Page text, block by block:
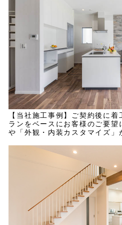
【当社施工事例】ご契約後に
ランをベースにお客様のご要望
や「外観・内装カスタマイズ」